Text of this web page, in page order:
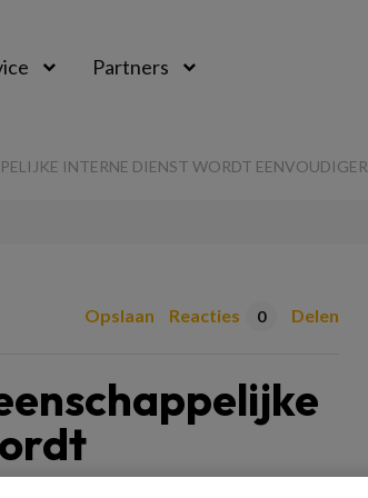
Partners
INTERNE DIENST WORDT EENVOUDIGER
Opslaan Reacties 0 Delen